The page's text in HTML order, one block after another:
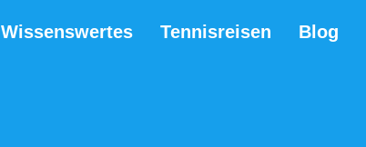
Wissenswertes Tennisreisen Blog